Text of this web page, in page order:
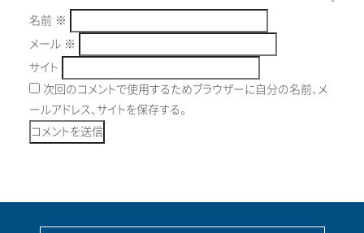
名前 ※
メール ※
サイト
次回のコメントで使用するためブラウザーに自分の名前、メ
ールアドレス、サイトを保存する。